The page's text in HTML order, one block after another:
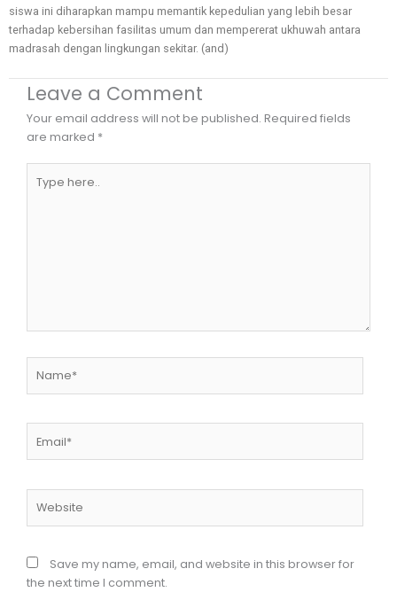
siswa ini diharapkan mampu memantik kepedulian yang lebih besar
terhadap kebersihan fasilitas umum dan mempererat ukhuwah antara
madrasah dengan lingkungan sekitar. (and)
Leave a Comment
Your email address will not be published. Required fields
are marked *
here..
Save my name, email, and website in this browser for
the next time I comment.